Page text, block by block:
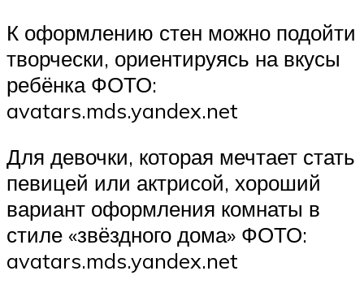
К оформлению стен можно подойти
творчески, ориентируясь на вкусы
ребёнка ФОТО:
avatars.mds.yandex.net
Для девочки, которая мечтает стать
певицей или актрисой, хороший
вариант оформления комнаты в
стиле «звёздного дома» ФОТО:
avatars.mds.yandex.net